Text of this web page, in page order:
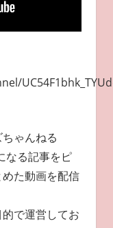
ゃんねる
る記事をピ
た動画を配信
で運営してお